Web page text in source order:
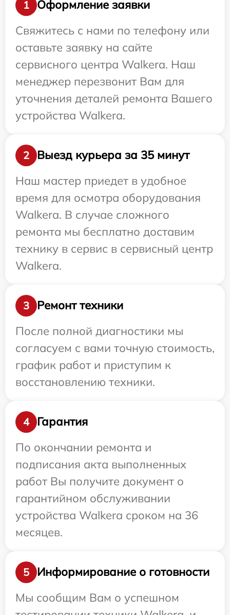
1
Оформление заявки
Свяжитесь с нами по телефону или
оставьте заявку на сайте
сервисного центра Walkera. Наш
менеджер перезвонит Вам для
уточнения деталей ремонта Вашего
устройства Walkera.
2
Выезд курьера за 35 минут
Наш мастер приедет в удобное
время для осмотра оборудования
Walkera. В случае сложного
ремонта мы бесплатно доставим
технику в сервис в сервисный центр
Walkera.
3
Ремонт техники
После полной диагностики мы
согласуем с вами точную стоимость,
график работ и приступим к
восстановлению техники.
4
Гарантия
По окончании ремонта и
подписания акта выполненных
работ Вы получите документ о
гарантийном обслуживании
устройства Walkera сроком на 36
месяцев.
5
Информирование о готовности
Мы сообщим Вам о успешном